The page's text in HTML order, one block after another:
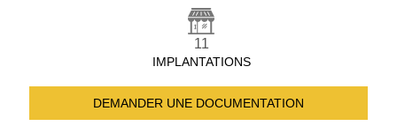
11
IMPLANTATIONS
DEMANDER UNE DOCUMENTATION